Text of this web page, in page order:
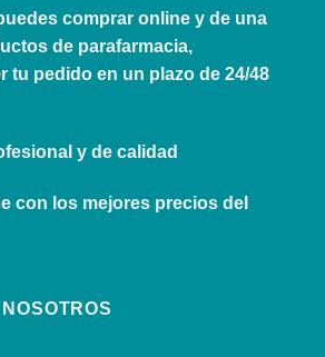
comprar online y de una
de parafarmacia,
tu pedido en un plazo de 24/48
y de calidad
con los mejores precios del